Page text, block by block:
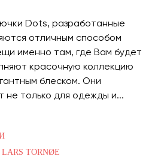
Dots, разработанные
отличным способом
именно там, где Вам будет
красочную коллекцию
блеском. Они
не только для одежды и...
LARS TORNØE